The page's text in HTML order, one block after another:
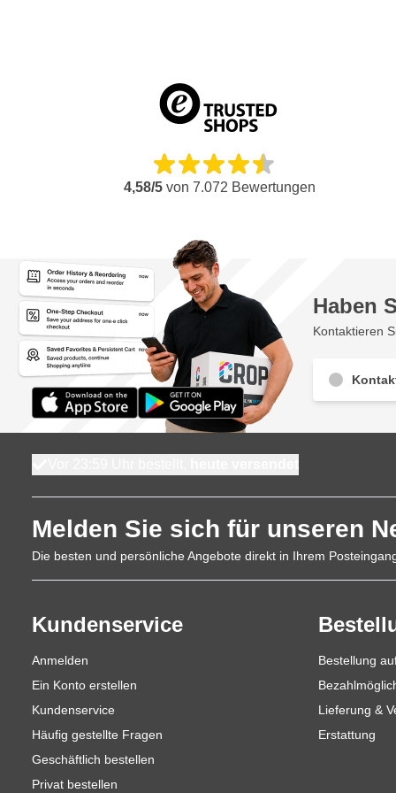
4,58/5von 7.072 Bewertungen
Haben
Kontaktieren
Melden Sie sich für unseren
Die besten und persönliche Angebote direkt in Ihrem
Kundenservice
Anmelden
Ein Konto erstellen
Kundenservice
Häufig gestellte Fragen
Geschäftlich bestellen
Privat bestellen
Bestellung
Lieferung &
Erstattung